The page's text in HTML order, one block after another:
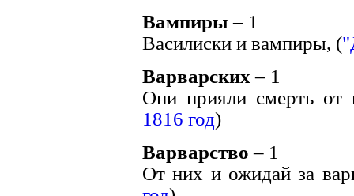
Вампиры – 1
Василиски и вампиры, (
Варварских – 1
Они прияли смерть от
1816 год)
Варварство – 1
От них и ожидай за